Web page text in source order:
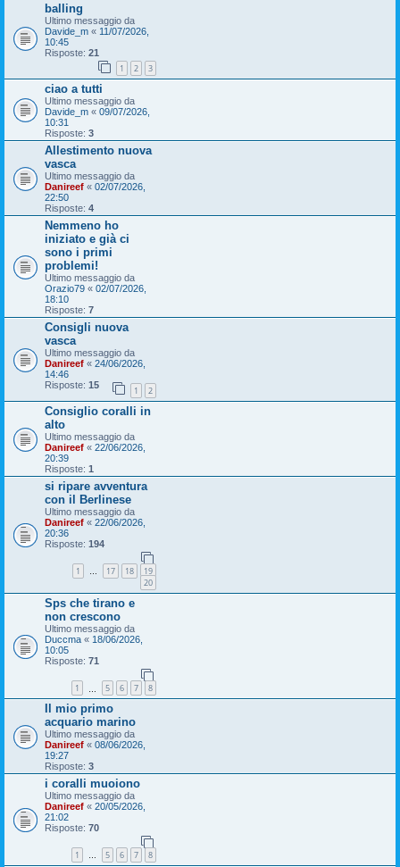
balling
Ultimo messaggio da
Davide_m « 11/07/2026,
10:45
Risposte: 21
1 2 3
ciao a tutti
Ultimo messaggio da
Davide_m « 09/07/2026,
10:31
Risposte: 3
Allestimento nuova
vasca
Ultimo messaggio da
Danireef « 02/07/2026,
22:50
Risposte: 4
Nemmeno ho
iniziato e già ci
sono i primi
problemi!
Ultimo messaggio da
Orazio79 « 02/07/2026,
18:10
Risposte: 7
Consigli nuova
vasca
Ultimo messaggio da
Danireef « 24/06/2026,
14:46
Risposte: 15 1 2
Consiglio coralli in
alto
Ultimo messaggio da
Danireef « 22/06/2026,
20:39
Risposte: 1
si ripare avventura
con il Berlinese
Ultimo messaggio da
Danireef « 22/06/2026,
20:36
Risposte: 194
1 … 17 18
19
20
Sps che tirano e
non crescono
Ultimo messaggio da
Duccma « 18/06/2026,
10:05
Risposte: 71
1 5 6 7 8
Il mio primo
acquario marino
Ultimo messaggio da
Danireef « 08/06/2026,
19:27
Risposte: 3
i coralli muoiono
Ultimo messaggio da
Danireef « 20/05/2026,
21:02
Risposte: 70
1 … 5 6 7 8